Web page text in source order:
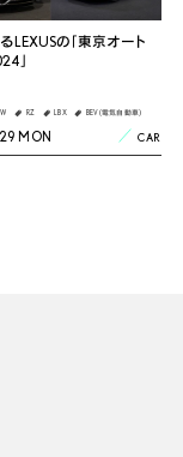
LEXUSの「東京オート
」
RZ LBX BEV(電気自動車)
MON CAR